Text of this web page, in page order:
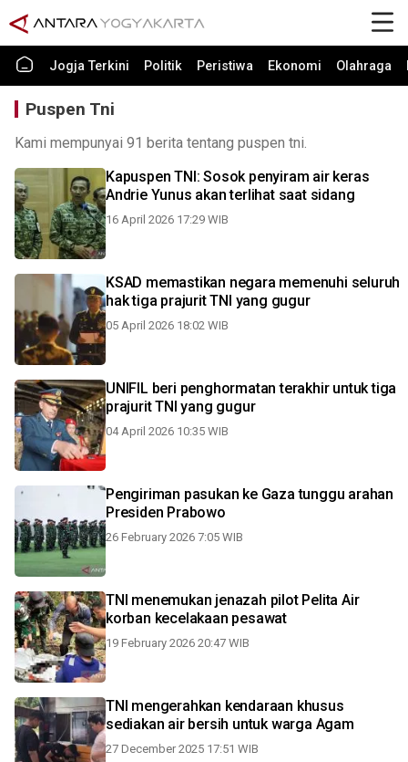
Jogja Terkini Politik Peristiwa Ekonomi Olahraga
Puspen Tni
Kami mempunyai 91 berita tentang puspen tni.
Kapuspen TNI: Sosok penyiram air keras
Andrie Yunus akan terlihat saat sidang
16 April 2026 17:29 WIB
KSAD memastikan negara memenuhi seluruh
hak tiga prajurit TNI yang gugur
05 April 2026 18:02 WIB
UNIFIL beri penghormatan terakhir untuk tiga
prajurit TNI yang gugur
04 April 2026 10:35 WIB
Pengiriman pasukan ke Gaza tunggu arahan
Presiden Prabowo
26 February 2026 7:05 WIB
TNI menemukan jenazah pilot Pelita Air
korban kecelakaan pesawat
19 February 2026 20:47 WIB
TNI mengerahkan kendaraan khusus
sediakan air bersih untuk warga Agam
27 December 2025 17:51 WIB